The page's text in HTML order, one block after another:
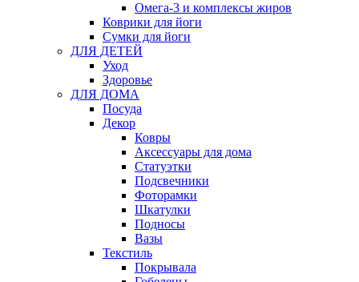
Омега-3 и комплексы жиров
Коврики для йоги
Сумки для йоги
ДЛЯ ДЕТЕЙ
Уход
Здоровье
ДЛЯ ДОМА
Посуда
Декор
Ковры
Аксессуары для дома
Статуэтки
Подсвечники
Фоторамки
Шкатулки
Подносы
Вазы
Текстиль
Покрывала